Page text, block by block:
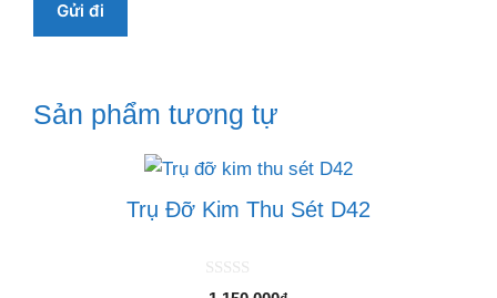
Sản phẩm tương tự
Trụ Đỡ Kim Thu Sét D42
0